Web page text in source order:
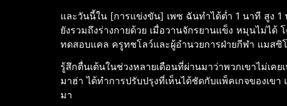
และวันนี้ใน [การแข่งขัน] เพซ ฉันทำได้ต่ำ 1 นาที สูง 1
ยังรวมถึงร่างกายด้วย เมื่อวานจักรยานแข็ง หมุนไม่ไ
ทดสอบแคล ครูทชโลว์และผู้อำนวยการฝ่ายกีฬา แมสซิโ
รู้สึกตื่นเต้นในช่วงหลายเดือนที่ผ่านมาว่าพวกเขาไม่เ
มาฮ่า ได้ทำการปรับปรุงที่เห็นได้ชัดกับแพ็คเกจของเข
มา